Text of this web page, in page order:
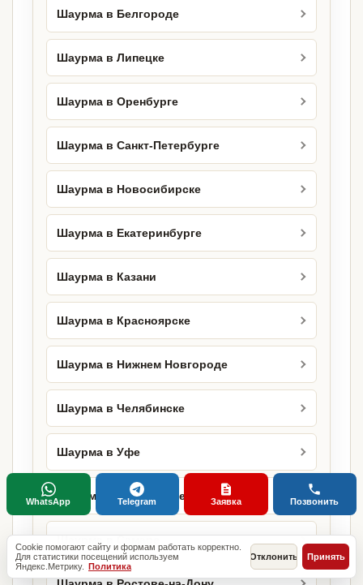
Шаурма в Белгороде
Шаурма в Липецке
Шаурма в Оренбурге
Шаурма в Санкт-Петербурге
Шаурма в Новосибирске
Шаурма в Екатеринбурге
Шаурма в Казани
Шаурма в Красноярске
Шаурма в Нижнем Новгороде
Шаурма в Челябинске
Шаурма в Уфе
Шаурма в Краснодаре
Шаурма в Самаре
Cookie помогают сайту и формам работать корректно.
Для статистики посещений используем
Яндекс.Метрику. Политика
Отклонить Принять
WhatsApp Telegram Заявка Позвонить